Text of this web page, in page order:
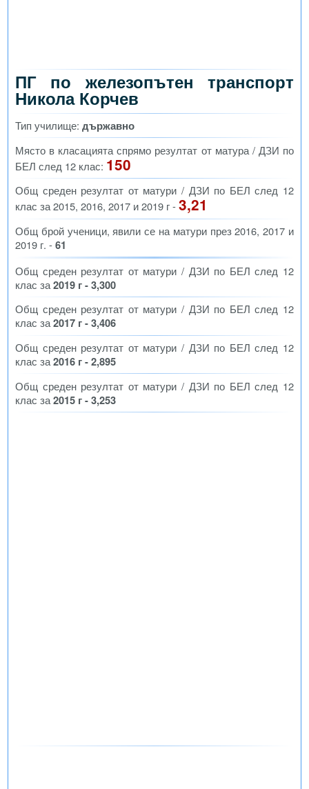
ПГ по железопътен транспорт
Никола Корчев
Тип училище: държавно
Място в класацията спрямо резултат от матура / ДЗИ по
БЕЛ след 12 клас: 150
Общ среден резултат от матури / ДЗИ по БЕЛ след 12
клас за 2015, 2016, 2017 и 2019 г -3,21
Общ брой ученици, явили се на матури през 2016, 2017 и
2019 г. -61
Общ среден резултат от матури / ДЗИ по БЕЛ след 12
клас за2019 г - 3,300
Общ среден резултат от матури / ДЗИ по БЕЛ след 12
клас за2017 г - 3,406
Общ среден резултат от матури / ДЗИ по БЕЛ след 12
клас за2016 г - 2,895
Общ среден резултат от матури / ДЗИ по БЕЛ след 12
клас за2015 г - 3,253